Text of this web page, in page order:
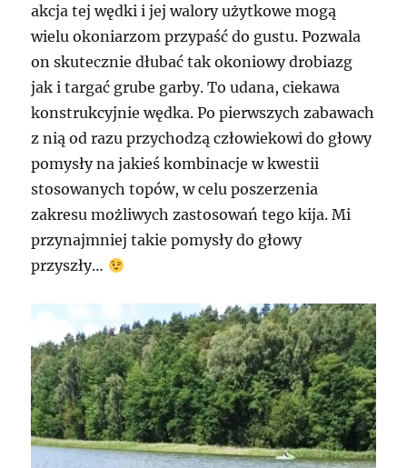
akcja tej wędki i jej walory użytkowe mogą
wielu okoniarzom przypaść do gustu. Pozwala
on skutecznie dłubać tak okoniowy drobiazg
jak i targać grube garby. To udana, ciekawa
konstrukcyjnie wędka. Po pierwszych zabawach
z nią od razu przychodzą człowiekowi do głowy
pomysły na jakieś kombinacje w kwestii
stosowanych topów, w celu poszerzenia
zakresu możliwych zastosowań tego kija. Mi
przynajmniej takie pomysły do głowy
przyszły…